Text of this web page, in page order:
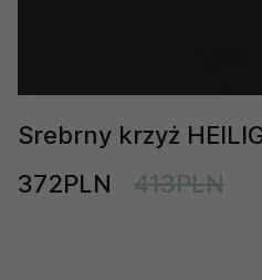
Srebrny krzyż
372PLN
413PLN